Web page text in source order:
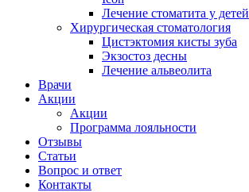
Лечение стоматита у детей
Хирургическая стоматология
Цистэктомия кисты зуба
Экзостоз десны
Лечение альвеолита
Врачи
Акции
Акции
Программа лояльности
Отзывы
Статьи
Вопрос и ответ
Контакты